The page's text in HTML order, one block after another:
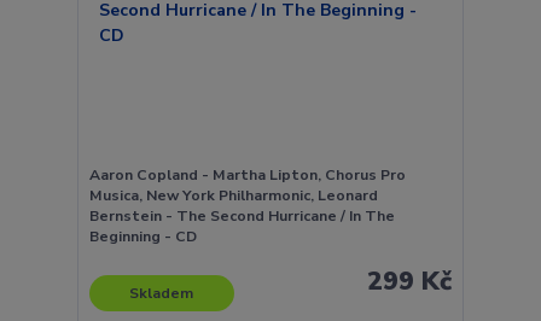
Aaron Copland - Martha Lipton, Chorus Pro
Musica, New York Philharmonic, Leonard
Bernstein - The Second Hurricane / In The
Beginning - CD
299 Kč
Skladem